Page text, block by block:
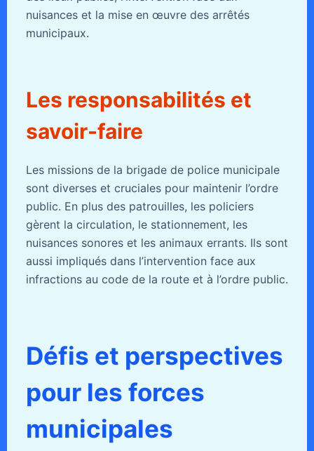
nuisances et la mise en œuvre des arrêtés
municipaux.
Les responsabilités et
savoir-faire
Les missions de la brigade de police municipale
sont diverses et cruciales pour maintenir l’ordre
public. En plus des patrouilles, les policiers
gèrent la circulation, le stationnement, les
nuisances sonores et les animaux errants. Ils sont
aussi impliqués dans l’intervention face aux
infractions au code de la route et à l’ordre public.
Défis et perspectives
pour les forces
municipales